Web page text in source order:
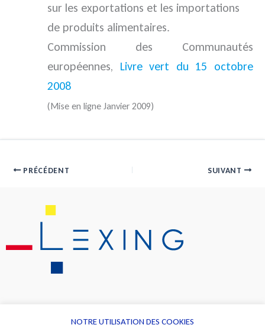
sur les exportations et les importations
de produits alimentaires.
Commission des Communautés
européennes, Livre vert du 15 octobre
2008
(Mise en ligne Janvier 2009)
PRÉCÉDENT SUIVANT
NOTRE UTILISATION DES COOKIES